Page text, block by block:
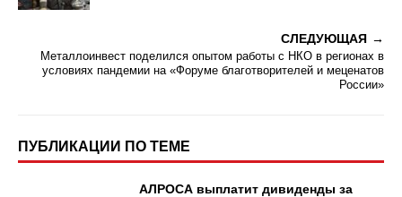
СЛЕДУЮЩАЯ
Металлоинвест поделился опытом работы с НКО в регионах в
условиях пандемии на «Форуме благотворителей и меценатов
России»
ПУБЛИКАЦИИ ПО ТЕМЕ
АЛРОСА выплатит дивиденды за